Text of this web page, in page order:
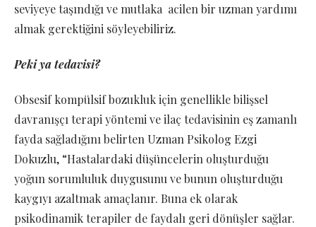
seviyeye taşındığı ve mutlaka acilen bir uzman yardımı
almak gerektiğini söyleyebiliriz.
Peki ya tedavisi?
Obsesif kompülsif bozukluk için genellikle bilişsel
davranışçı terapi yöntemi ve ilaç tedavisinin eş zamanlı
fayda sağladığını belirten Uzman Psikolog Ezgi
Dokuzlu, “Hastalardaki düşüncelerin oluşturduğu
yoğun sorumluluk duygusunu ve bunun oluşturduğu
kaygıyı azaltmak amaçlanır. Buna ek olarak
psikodinamik terapiler de faydalı geri dönüşler sağlar.